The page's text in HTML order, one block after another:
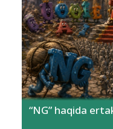
“NG” haqida